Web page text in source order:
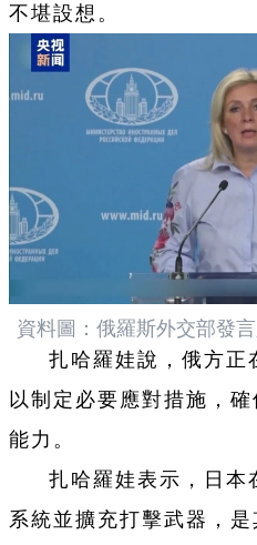
不堪設想。
資料圖：俄羅斯外交部發
扎哈羅娃說，俄方正
以制定必要應對措施，
能力。
扎哈羅娃表示，日本
系統並擴充打擊武器，